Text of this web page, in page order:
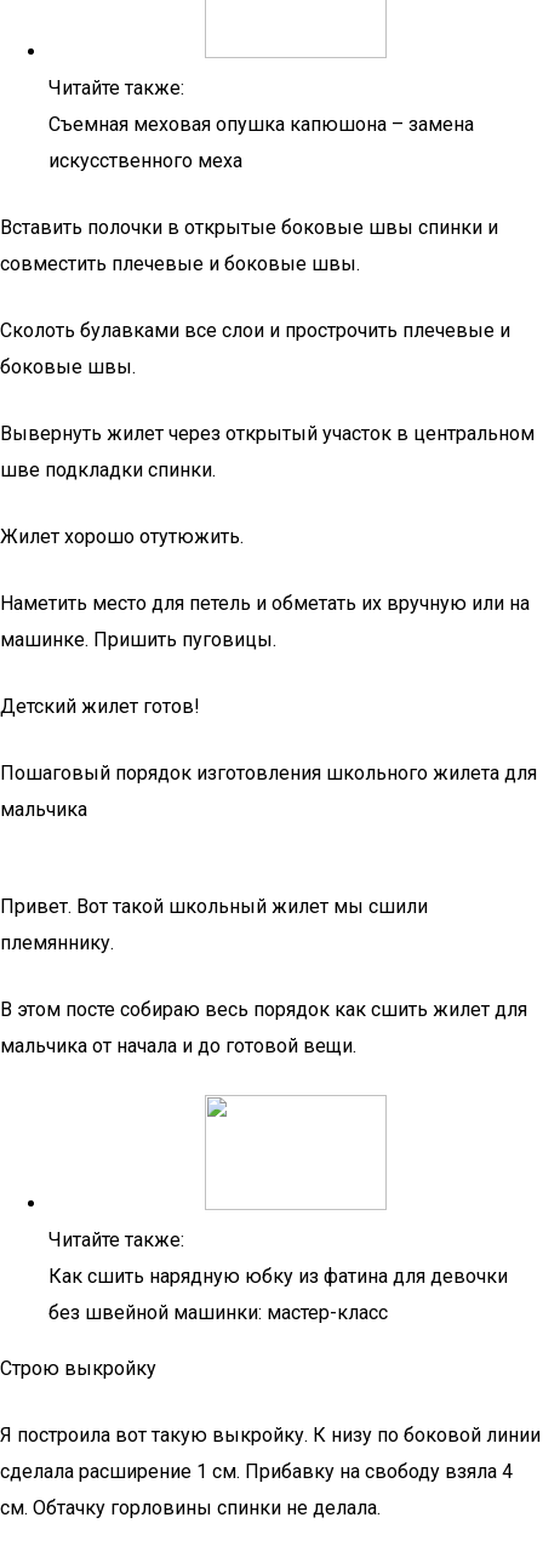
Читайте также:
Съемная меховая опушка капюшона – замена
искусственного меха
Вставить полочки в открытые боковые швы спинки и
совместить плечевые и боковые швы.
Сколоть булавками все слои и прострочить плечевые и
боковые швы.
Вывернуть жилет через открытый участок в центральном
шве подкладки спинки.
Жилет хорошо отутюжить.
Наметить место для петель и обметать их вручную или на
машинке. Пришить пуговицы.
Детский жилет готов!
Пошаговый порядок изготовления школьного жилета для
мальчика
Привет. Вот такой школьный жилет мы сшили
племяннику.
В этом посте собираю весь порядок как сшить жилет для
мальчика от начала и до готовой вещи.
Читайте также:
Как сшить нарядную юбку из фатина для девочки
без швейной машинки: мастер-класс
Строю выкройку
Я построила вот такую выкройку. К низу по боковой линии
сделала расширение 1 см. Прибавку на свободу взяла 4
см. Обтачку горловины спинки не делала.